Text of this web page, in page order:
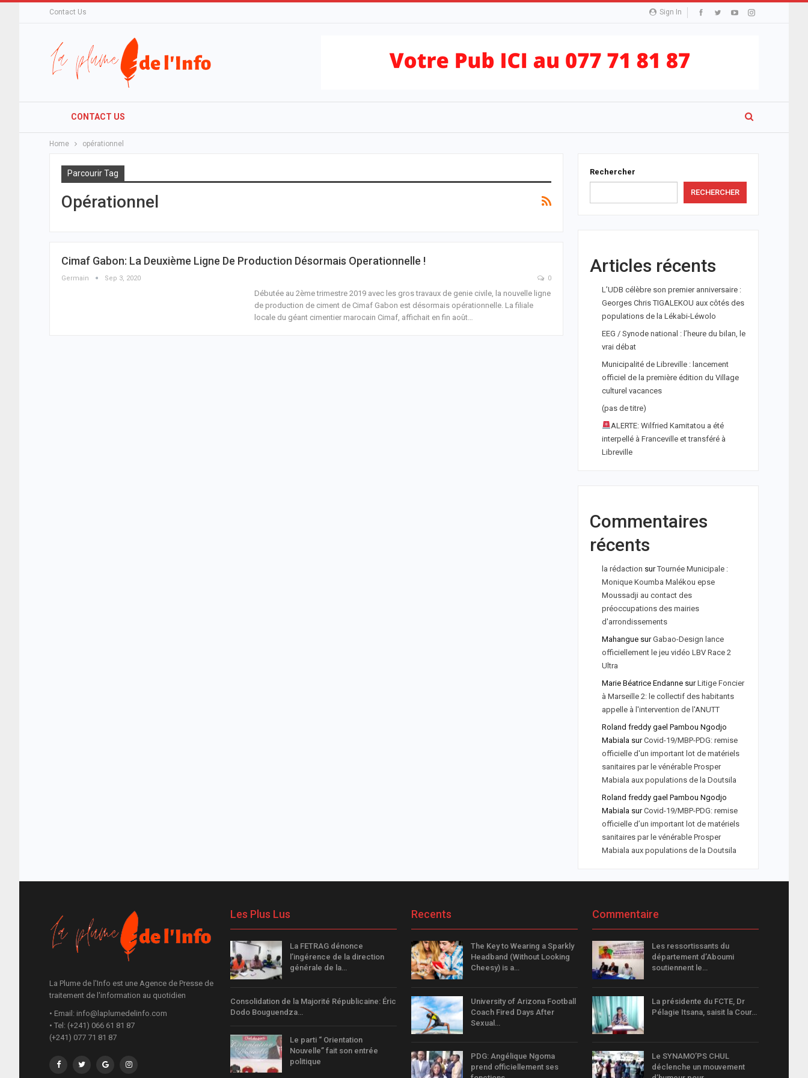
Sign In
Contact Us
CONTACT US
Home opérationnel
Parcourir Tag
Opérationnel
Cimaf Gabon: La Deuxième Ligne De Production Désormais Operationnelle !
Germain Sep 3, 2020 0
Débutée au 2ème trimestre 2019 avec les gros travaux de genie civile, la nouvelle ligne
de production de ciment de Cimaf Gabon est désormais opérationnelle. La filiale
locale du géant cimentier marocain Cimaf, affichait en fin août…
Rechercher
RECHERCHER
Articles récents
L’UDB célèbre son premier anniversaire :
Georges Chris TIGALEKOU aux côtés des
populations de la Lékabi-Léwolo
EEG / Synode national : l’heure du bilan, le
vrai débat
Municipalité de Libreville : lancement
officiel de la première édition du Village
culturel vacances
(pas de titre)
ALERTE: Wilfried Kamitatou a été
interpellé à Franceville et transféré à
Libreville
Commentaires
récents
la rédaction surTournée Municipale :
Monique Koumba Malékou epse
Moussadji au contact des
préoccupations des mairies
d'arrondissements
MahanguesurGabao-Design lance
officiellement le jeu vidéo LBV Race 2
Ultra
Marie Béatrice EndannesurLitige Foncier
à Marseille 2: le collectif des habitants
appelle à l'intervention de l'ANUTT
Roland freddy gael Pambou Ngodjo
MabialasurCovid-19/MBP-PDG: remise
officielle d'un important lot de matériels
sanitaires par le vénérable Prosper
Mabiala aux populations de la Doutsila
Roland freddy gael Pambou Ngodjo
MabialasurCovid-19/MBP-PDG: remise
officielle d’un important lot de matériels
sanitaires par le vénérable Prosper
Mabiala aux populations de la Doutsila
La Plume de l'Info est une Agence de Presse de
traitement de l'information au quotidien
• Email: info@laplumedelinfo.com
• Tel: (+241) 066 61 81 87
(+241) 077 71 81 87
Les Plus Lus
La FETRAG dénonce
l’ingérence de la direction
générale de la…
Consolidation de la Majorité Républicaine: Éric
Dodo Bouguendza…
Le parti “ Orientation
Nouvelle” fait son entrée
politique
Recents
The Key to Wearing a Sparkly
Headband (Without Looking
Cheesy) is a…
University of Arizona Football
Coach Fired Days After
Sexual…
PDG: Angélique Ngoma
prend officiellement ses
Commentaire
Les ressortissants du
département d’Aboumi
soutiennent le…
La présidente du FCTE, Dr
Pélagie Itsana, saisit la Cour…
Le SYNAMO’PS CHUL
déclenche un mouvement